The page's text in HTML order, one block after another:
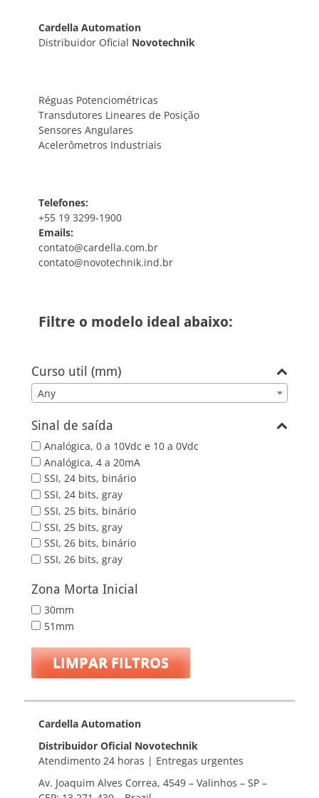
Cardella Automation
Distribuidor Oficial Novotechnik
Réguas Potenciométricas
Transdutores Lineares de Posição
Sensores Angulares
Acelerômetros Industriais
Telefones:
+55 19 3299-1900
Emails:
contato@cardella.com.br
contato@novotechnik.ind.br
Filtre o modelo ideal abaixo:
Curso util (mm)
Any
Sinal de saída
Analógica, 0 a 10Vdc e 10 a 0Vdc
Analógica, 4 a 20mA
SSI, 24 bits, binário
SSI, 24 bits, gray
SSI, 25 bits, binário
SSI, 25 bits, gray
SSI, 26 bits, binário
SSI, 26 bits, gray
Zona Morta Inicial
30mm
51mm
LIMPAR FILTROS
Cardella Automation
Distribuidor Oficial Novotechnik
Atendimento 24 horas | Entregas urgentes
Av. Joaquim Alves Correa, 4549 – Valinhos – SP –